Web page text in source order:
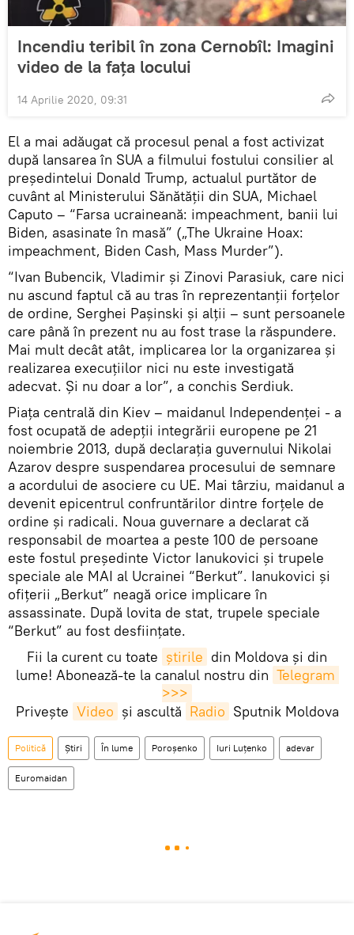
Incendiu teribil în zona Cernobîl: Imagini
video de la fața locului
14 Aprilie 2020, 09:31
El a mai adăugat că procesul penal a fost activizat
după lansarea în SUA a filmului fostului consilier al
președintelui Donald Trump, actualul purtător de
cuvânt al Ministerului Sănătății din SUA, Michael
Caputo – “Farsa ucraineană: impeachment, banii lui
Biden, asasinate în masă” („The Ukraine Hoax:
impeachment, Biden Cash, Mass Murder”).
“Ivan Bubencik, Vladimir și Zinovi Parasiuk, care nici
nu ascund faptul că au tras în reprezentanții forțelor
de ordine, Serghei Pașinski și alții – sunt persoanele
care până în prezent nu au fost trase la răspundere.
Mai mult decât atât, implicarea lor la organizarea și
realizarea execuțiilor nici nu este investigată
adecvat. Și nu doar a lor”, a conchis Serdiuk.
Piața centrală din Kiev – maidanul Independenței - a
fost ocupată de adepții integrării europene pe 21
noiembrie 2013, după declarația guvernului Nikolai
Azarov despre suspendarea procesului de semnare
a acordului de asociere cu UE. Mai târziu, maidanul a
devenit epicentrul confruntărilor dintre forțele de
ordine și radicali. Noua guvernare a declarat că
responsabil de moartea a peste 100 de persoane
este fostul președinte Victor Ianukovici și trupele
speciale ale MAI al Ucrainei “Berkut”. Ianukovici și
ofițerii „Berkut” neagă orice implicare în
assassinate. După lovita de stat, trupele speciale
“Berkut” au fost desființate.
Fii la curent cu toate știrile din Moldova și din
lume! Abonează-te la canalul nostru din Telegram
>>>
Privește Video și ascultă Radio Sputnik Moldova
Politică Știri În lume Poroşenko Iuri Luțenko adevar
Euromaidan